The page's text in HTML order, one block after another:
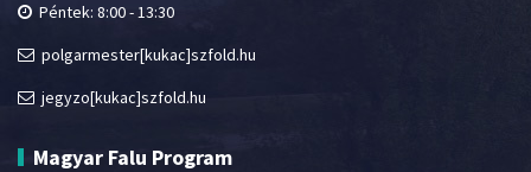
Péntek: 8:00 - 13:30
polgarmester[kukac]szfold.hu
jegyzo[kukac]szfold.hu
Magyar Falu Program